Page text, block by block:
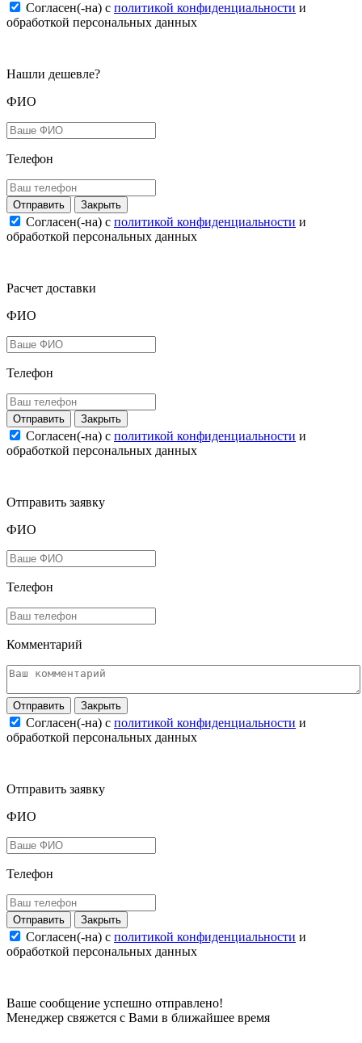
Согласен(-на) c политикой конфиденциальности и
обработкой персональных данных
Нашли дешевле?
ФИО
Телефон
Закрыть
Согласен(-на) c политикой конфиденциальности и
обработкой персональных данных
Расчет доставки
ФИО
Телефон
Закрыть
Согласен(-на) c политикой конфиденциальности и
обработкой персональных данных
Отправить заявку
ФИО
Телефон
Комментарий
Закрыть
Согласен(-на) c политикой конфиденциальности и
обработкой персональных данных
Отправить заявку
ФИО
Телефон
Закрыть
Согласен(-на) c политикой конфиденциальности и
обработкой персональных данных
Ваше сообщение успешно отправлено!
Менеджер свяжется с Вами в ближайшее время